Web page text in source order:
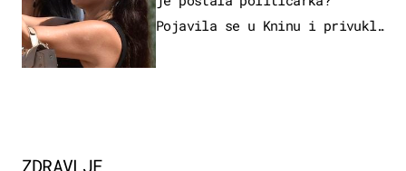
Pojavila se u Kninu i privukla
ZDRAVLJE